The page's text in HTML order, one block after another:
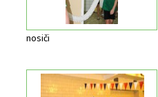
nosiči